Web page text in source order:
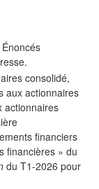
consolidé,
aux actionnaires
actionnaires
financiers
financières » du
du T1-2026 pour